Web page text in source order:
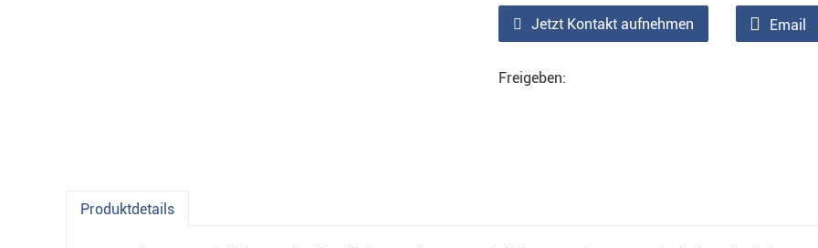
Jetzt Kontakt aufnehmen Email
Freigeben:
Produktdetails